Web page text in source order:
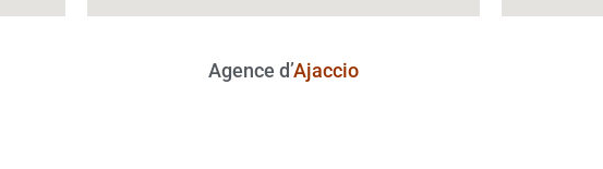
Agence d’Ajaccio